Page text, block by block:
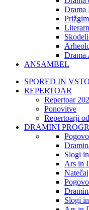
Drama
Drama
ANSAMBEL
SPORED IN
REPERTOAR
Repertoar
Ponovitve
Repertoarji
DRAMINI
Slogi
Ars in
Slogi